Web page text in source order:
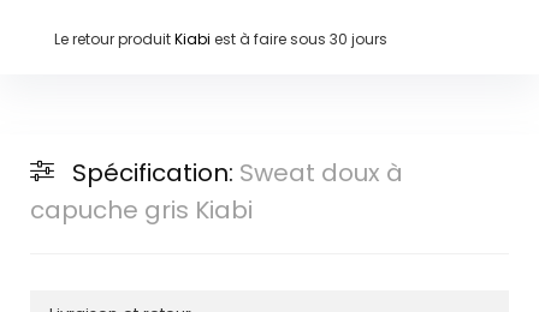
Le retour produitKiabi est à faire sous 30 jours
Spécification: Sweat doux à
capuche gris Kiabi